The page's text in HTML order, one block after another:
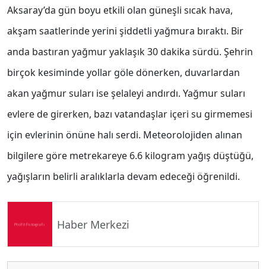
Aksaray’da gün boyu etkili olan güneşli sıcak hava,
akşam saatlerinde yerini şiddetli yağmura bıraktı. Bir
anda bastıran yağmur yaklaşık 30 dakika sürdü. Şehrin
birçok kesiminde yollar göle dönerken, duvarlardan
akan yağmur suları ise şelaleyi andırdı. Yağmur suları
evlere de girerken, bazı vatandaşlar içeri su girmemesi
için evlerinin önüne halı serdi. Meteorolojiden alınan
bilgilere göre metrekareye 6.6 kilogram yağış düştüğü,
yağışların belirli aralıklarla devam edeceği öğrenildi.
Haber Merkezi